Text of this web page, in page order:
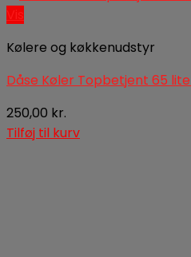
Kølere og køkkenudstyr
Dåse Køler Topbetjent 65
250,00 kr.
Tilføj til kurv